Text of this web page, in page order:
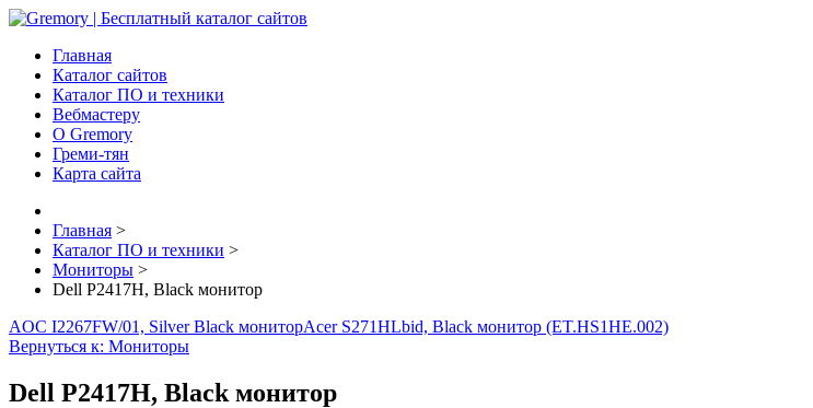
Главная
Каталог сайтов
Каталог ПО и техники
Вебмастеру
О Gremory
Греми-тян
Карта сайта
Главная >
Каталог ПО и техники >
Мониторы >
Dell P2417H, Black монитор
AOC I2267FW/01, Silver Black мониторAcer S271HLbid, Black монитор (ET.HS1HE.002)
Вернуться к: Мониторы
Dell P2417H, Black монитор